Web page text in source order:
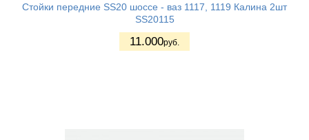
Стойки передние SS20 шоссе - ваз 1117, 1119 Калина 2шт
SS20115
11.000руб.